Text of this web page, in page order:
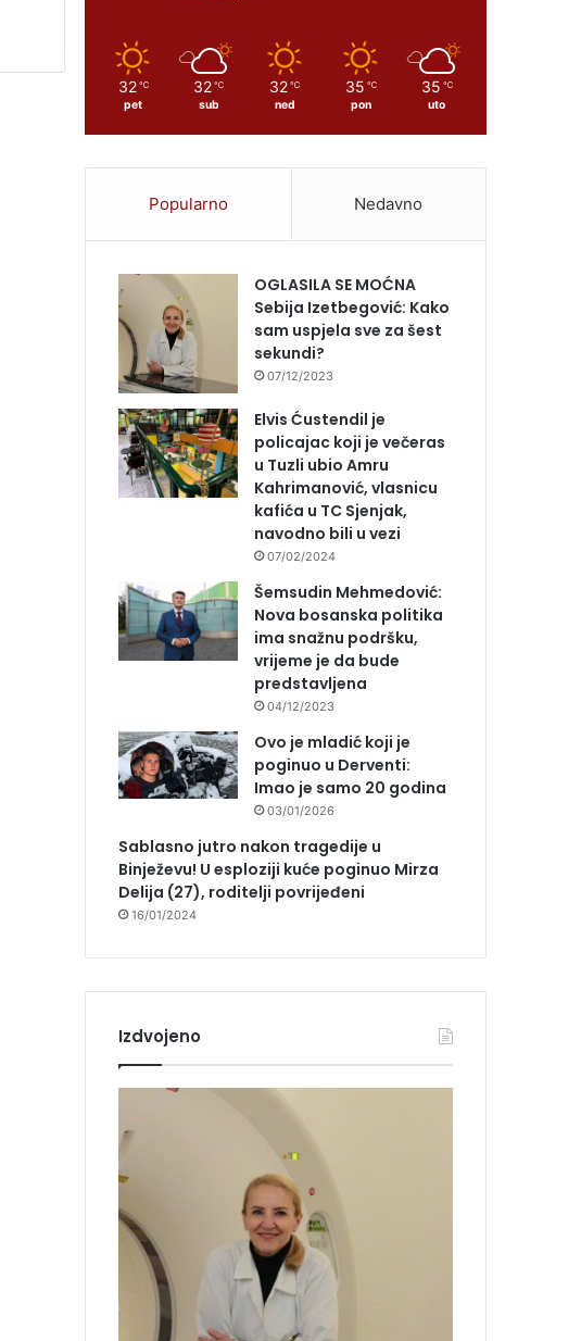
32 ℃
pet
32 ℃
sub
32 ℃
ned
35 ℃
pon
35 ℃
uto
Popularno Nedavno
OGLASILA SE MOĆNA
Sebija Izetbegović: Kako
sam uspjela sve za šest
sekundi?
07/12/2023
Elvis Ćustendil je
policajac koji je večeras
u Tuzli ubio Amru
Kahrimanović, vlasnicu
kafića u TC Sjenjak,
navodno bili u vezi
07/02/2024
Šemsudin Mehmedović:
Nova bosanska politika
ima snažnu podršku,
vrijeme je da bude
predstavljena
04/12/2023
Ovo je mladić koji je
poginuo u Derventi:
Imao je samo 20 godina
03/01/2026
Sablasno jutro nakon tragedije u
Binježevu! U esploziji kuće poginuo Mirza
Delija (27), roditelji povrijeđeni
16/01/2024
Izdvojeno